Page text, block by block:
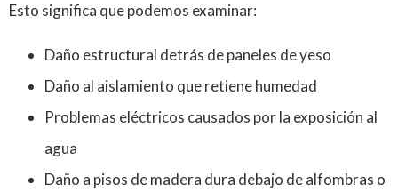
Esto significa que podemos examinar:
Daño estructural detrás de paneles de yeso
Daño al aislamiento que retiene humedad
Problemas eléctricos causados por la exposición al
agua
Daño a pisos de madera dura debajo de alfombras o